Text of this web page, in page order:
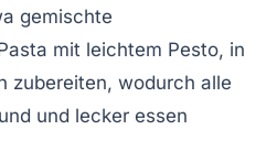
gemischte
mit leichtem Pesto, in
zubereiten, wodurch alle
und lecker essen